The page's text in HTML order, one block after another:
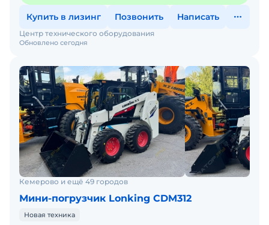
Купить в лизинг Позвонить Написать
Обновлено сегодня
Центр технического оборудования
Кемерово и ещё 49 городов
Мини-погрузчик Lonking CDM312
Новая техника